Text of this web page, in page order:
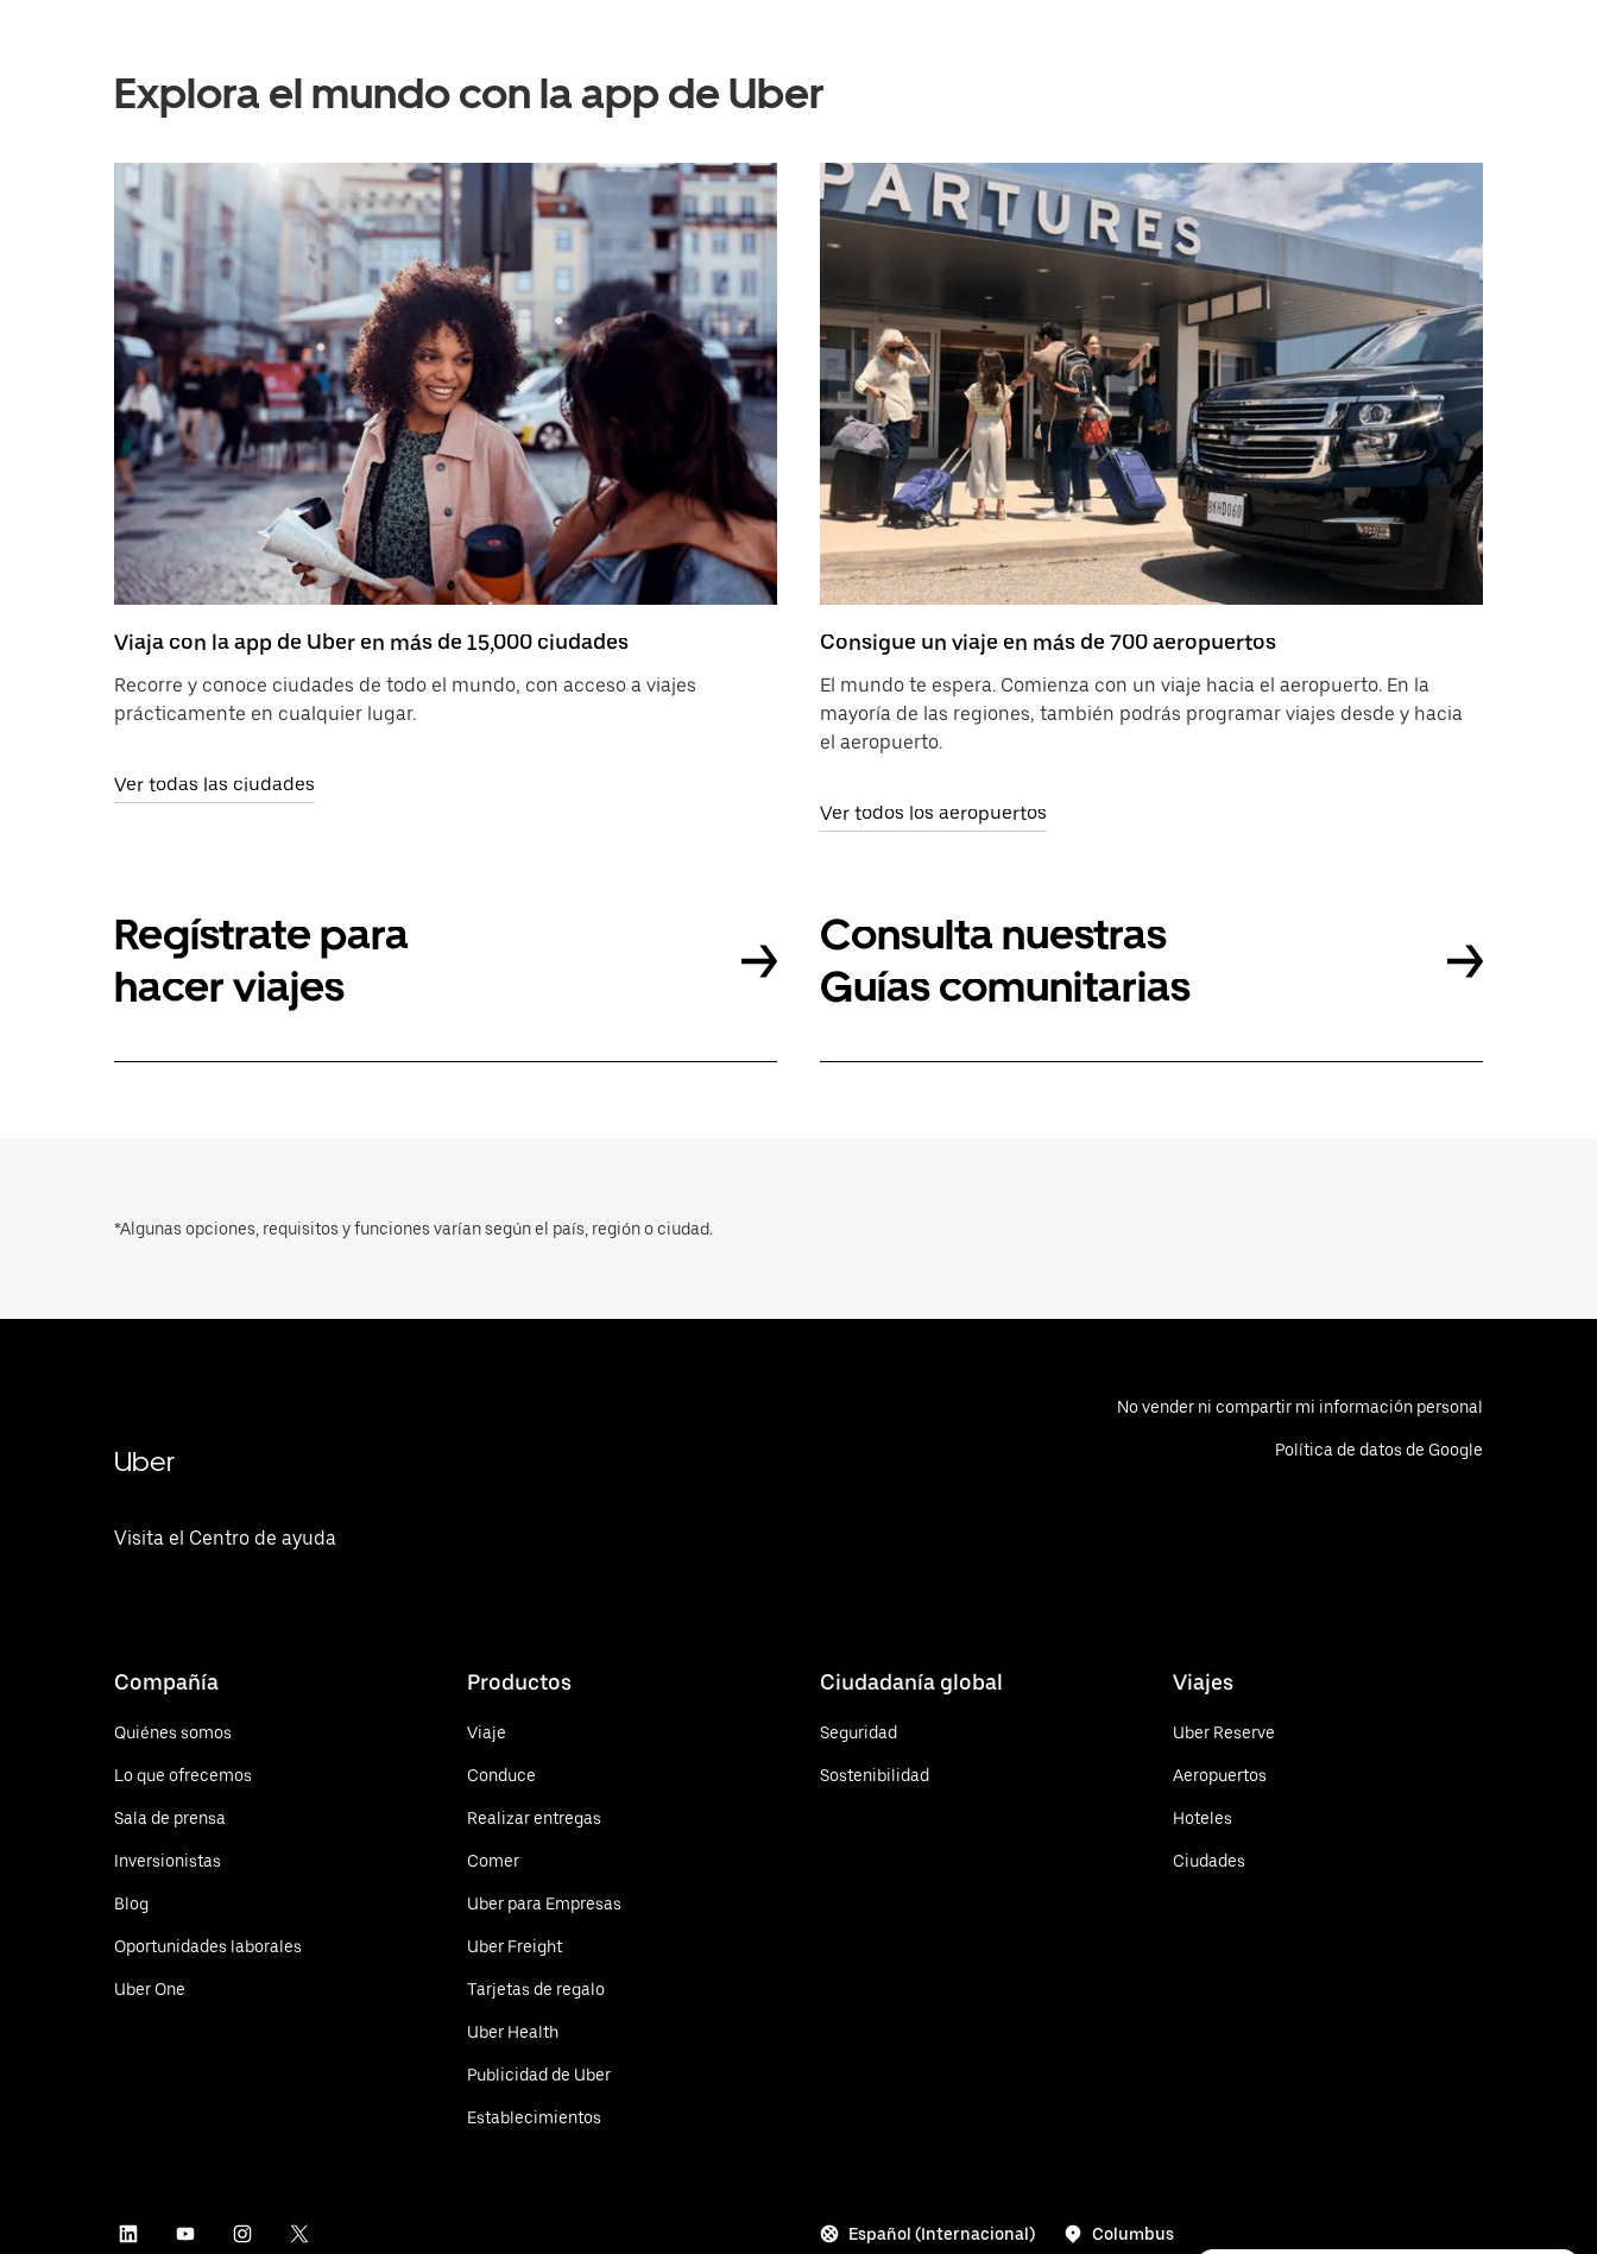
Explora el mundo con la app de Uber
Viaja con la app de Uber en más de 15,000 ciudades
Recorre y conoce ciudades de todo el mundo, con acceso a viajes
prácticamente en cualquier lugar.
Ver todas las ciudades
Consigue un viaje en más de 700 aeropuertos
El mundo te espera. Comienza con un viaje hacia el aeropuerto. En la
mayoría de las regiones, también podrás programar viajes desde y hacia
el aeropuerto.
Ver todos los aeropuertos
Regístrate para
hacer viajes
Consulta nuestras
Guías comunitarias
*Algunas opciones, requisitos y funciones varían según el país, región o ciudad.
Uber
Visita el Centro de ayuda
No vender ni compartir mi información personal
Política de datos de Google
Compañía
Quiénes somos
Lo que ofrecemos
Sala de prensa
Inversionistas
Blog
Oportunidades laborales
Uber One
Productos
Viaje
Conduce
Realizar entregas
Comer
Uber para Empresas
Uber Freight
Tarjetas de regalo
Uber Health
Publicidad de Uber
Establecimientos
Ciudadanía global
Seguridad
Sostenibilidad
Viajes
Uber Reserve
Aeropuertos
Hoteles
Ciudades
Español (Internacional) Columbus